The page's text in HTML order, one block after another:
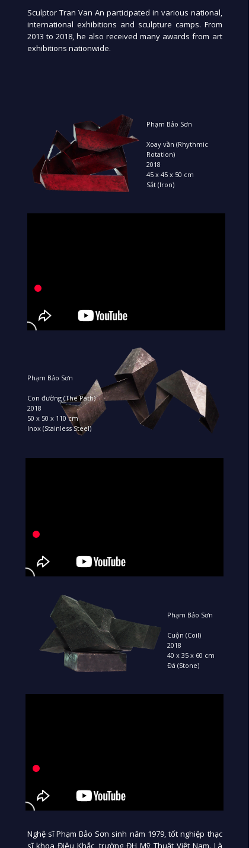
Sculptor Tran Van An participated in various national,
international exhibitions and sculpture camps. From
2013 to 2018, he also received many awards from art
exhibitions nationwide.
Phạm Bảo Sơn
Cuộn (Coil)
2018
40 x 35 x 60 cm
Đá (Stone)
Nghệ sĩ Phạm Bảo Sơn sinh năm 1979, tốt nghiệp thạc
sĩ khoa Điêu Khắc, trường ĐH Mỹ Thuật Việt Nam. Là
Phạm Bảo Sơn
Xoay vần (Rhythmic
Rotation)
2018
45 x 45 x 50 cm
Sắt (Iron)
Phạm Bảo Sơn
Con đường (The Path)
2018
50 x 50 x 110 cm
Inox (Stainless Steel)